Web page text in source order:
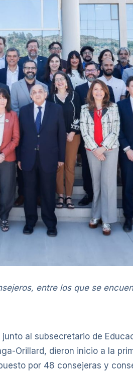
entre los que se
al subsecretario de
Orillard, dieron inicio a la
por 48 consejeras y